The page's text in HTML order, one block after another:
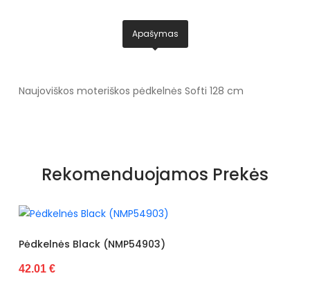
Apašymas
Naujoviškos moteriškos pėdkelnės Softi 128 cm
Rekomenduojamos Prekės
Pėdkelnės Black (NMP54903)
42.01 €